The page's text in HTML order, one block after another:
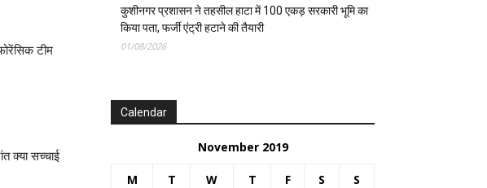
टीम
क्या सच्चाई
कुशीनगर प्रशासन ने तहसील हाटा में 100 एकड़ सरकारी भूमि का
किया पता, फर्जी एंट्री हटाने की तैयारी
01/08/2026
Calendar
November 2019
M T W T F S S